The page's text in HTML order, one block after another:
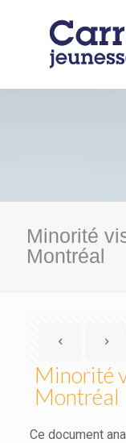
Minorité
Montréal
Minorité
Montréal
Ce document